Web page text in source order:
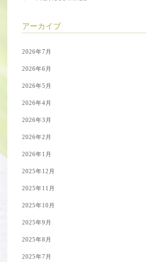
アーカイブ
2026年7月
2026年6月
2026年5月
2026年4月
2026年3月
2026年2月
2026年1月
2025年12月
2025年11月
2025年10月
2025年9月
2025年8月
2025年7月